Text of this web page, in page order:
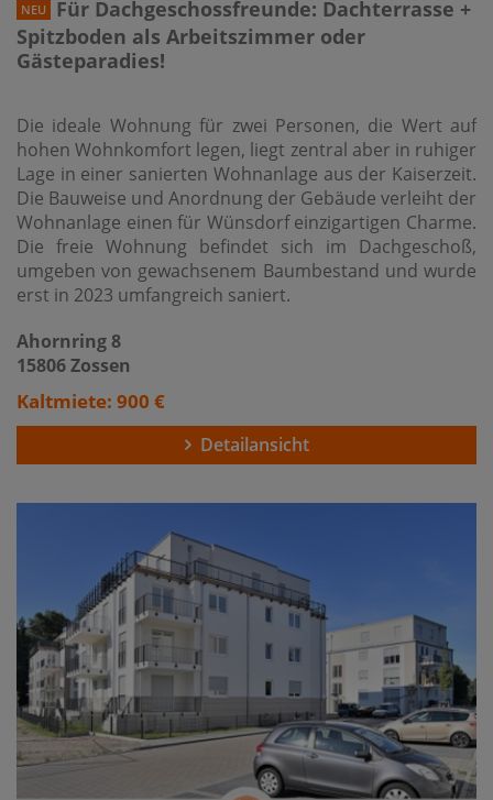
NEU
Für Dachgeschossfreunde: Dachterrasse +
Spitzboden als Arbeitszimmer oder
Gästeparadies!
Die ideale Wohnung für zwei Personen, die Wert auf
hohen Wohnkomfort legen, liegt zentral aber in ruhiger
Lage in einer sanierten Wohnanlage aus der Kaiserzeit.
Die Bauweise und Anordnung der Gebäude verleiht der
Wohnanlage einen für Wünsdorf einzigartigen Charme.
Die freie Wohnung befindet sich im Dachgeschoß,
umgeben von gewachsenem Baumbestand und wurde
erst in 2023 umfangreich saniert.
Ahornring 8
15806 Zossen
Kaltmiete: 900 €
Detailansicht